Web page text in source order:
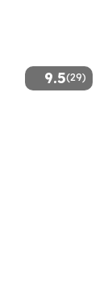
9.5(29)